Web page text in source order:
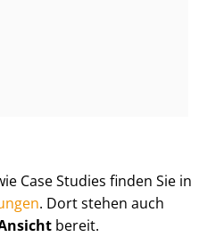
Case Studies finden Sie in
. Dort stehen auch
bereit.